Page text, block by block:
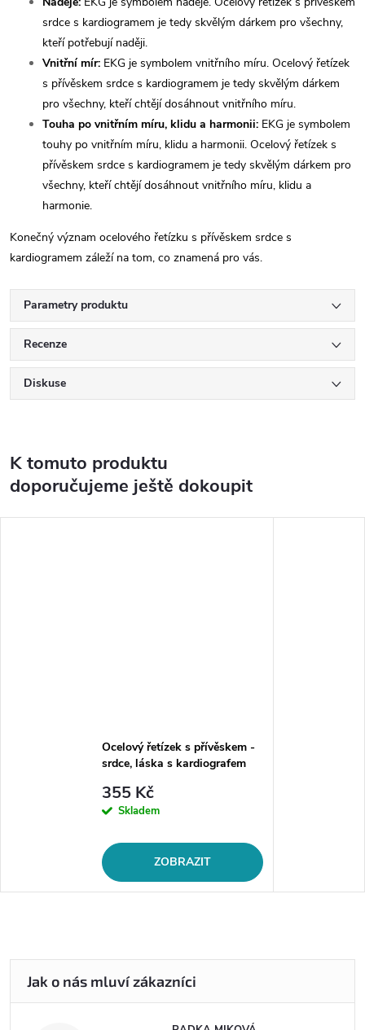
srdce s kardiogramem je tedy skvělým dárkem pro všechny,
kteří potřebují naději.
Vnitřní mír: EKG je symbolem vnitřního míru. Ocelový řetízek
s přívěskem srdce s kardiogramem je tedy skvělým dárkem
pro všechny, kteří chtějí dosáhnout vnitřního míru.
Touha po vnitřním míru, klidu a harmonii: EKG je symbolem
touhy po vnitřním míru, klidu a harmonii. Ocelový řetízek s
přívěskem srdce s kardiogramem je tedy skvělým dárkem pro
všechny, kteří chtějí dosáhnout vnitřního míru, klidu a
harmonie.
Konečný význam ocelového řetízku s přívěskem srdce s
kardiogramem záleží na tom, co znamená pro vás.
Parametry produktu
Recenze
Diskuse
K tomuto produktu
doporučujeme ještě dokoupit
Ocelový řetízek s přívěskem -
srdce, láska s kardiografem
355 Kč
Skladem
ZOBRAZIT